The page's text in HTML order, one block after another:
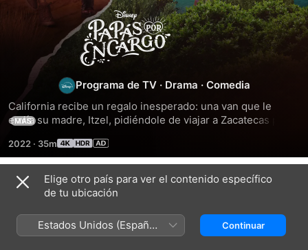
Papás
por
encargo
Programa de TV · Drama · Comedia
California recibe un regalo inesperado: una van que le
envía su madre, Itzel, pidiéndole de viajar a Zacatecas para
convence a sus tres desconfiados papás. Siente que ese
viaje los conducirá a la felicidad. Así California, Miguel,
Diego y Morgan emprenderán el camino hacia una odisea
que cambiará sus vidas por completo. Lo que no imaginan
también están detrás de la misteriosa mujer.
MÁS
2022 · 35m
Temporada 1
Elige otro país para ver el contenido específico
de tu ubicación
Estados Unidos (Español
México)
Continuar